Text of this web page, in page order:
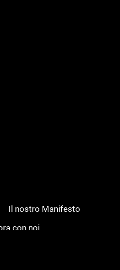
Il nostro Manifesto
con noi